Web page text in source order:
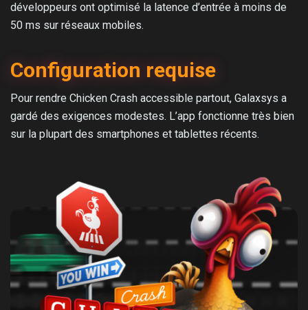
développeurs ont optimisé la latence d’entrée à moins de
50 ms sur réseaux mobiles.
Configuration requise
Pour rendre Chicken Crash accessible partout, Galaxsys a
gardé des exigences modestes. L’app fonctionne très bien
sur la plupart des smartphones et tablettes récents.